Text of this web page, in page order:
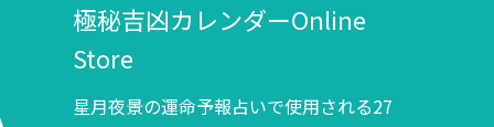
極秘吉凶カレンダーOnline
Store
星月夜景の運命予報占いで使用される27